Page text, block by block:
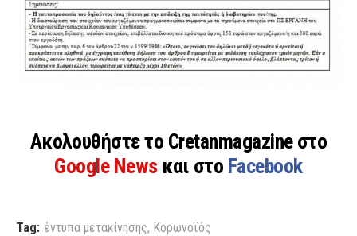
Ακολουθήστε το Cretanmagazine στο
Google News και στο Facebook
Tag: έντυπα μετακίνησης, Κορωνοϊός